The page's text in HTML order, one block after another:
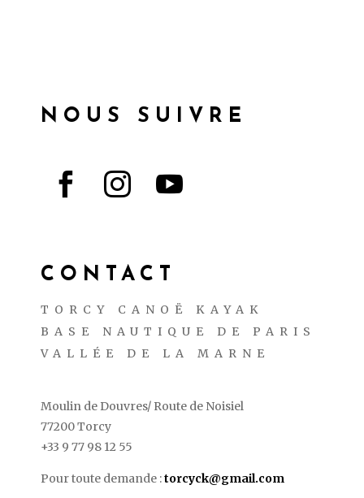
NOUS SUIVRE
  
CONTACT
TORCY CANOË KAYAK
BASE NAUTIQUE DE PARIS
VALLÉE DE LA MARNE
Moulin de Douvres/ Route de Noisiel
77200 Torcy
+33 9 77 98 12 55
Pour toute demande :torcyck@gmail.com